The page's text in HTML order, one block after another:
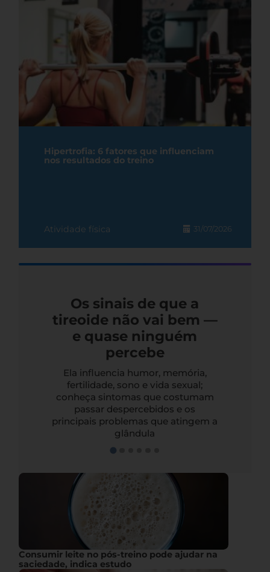
Hipertrofia: 6 fatores que influenciam
nos resultados do treino
Atividade física 31/07/2026
Os sinais de que a
tireoide não vai bem —
e quase ninguém
percebe
Ela influencia humor, memória,
fertilidade, sono e vida sexual;
conheça sintomas que costumam
passar despercebidos e os
principais problemas que atingem a
glândula
Consumir leite no pós-treino pode ajudar na
saciedade, indica estudo